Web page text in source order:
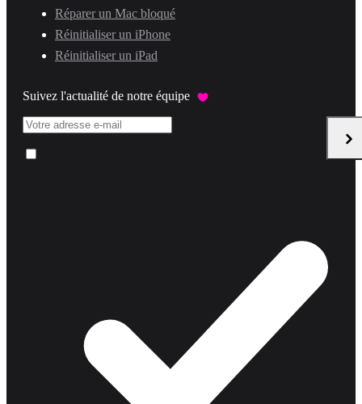
Réparer un Mac bloqué
Réinitialiser un iPhone
Réinitialiser un iPad
Suivez l'actualité de notre équipe